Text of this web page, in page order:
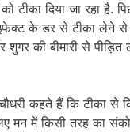
टीका दिया जा रहा
के डर से टीका लेने से
शुगर की बीमारी से
कहते हैं कि टीका से
मन में किसी तरह का